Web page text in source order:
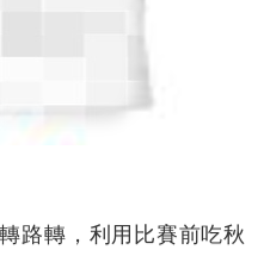
路轉，利用比賽前吃秋